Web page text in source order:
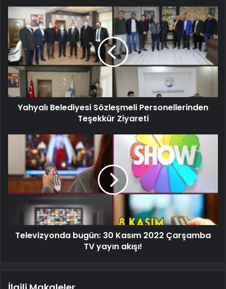
Yahyalı Belediyesi Sözleşmeli Personellerinden
Teşekkür Ziyareti
Televizyonda bugün: 30 Kasım 2022 Çarşamba
TV yayın akışı!